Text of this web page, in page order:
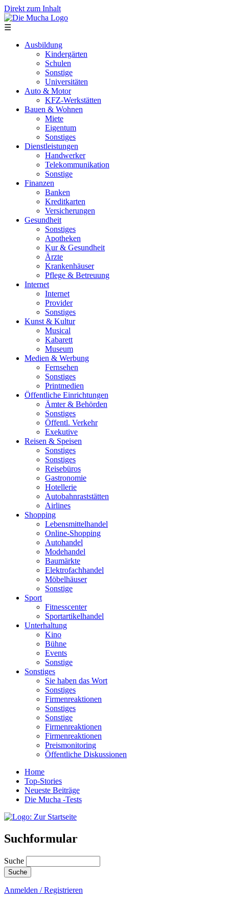
Direkt zum Inhalt
☰
Ausbildung
Kindergärten
Schulen
Sonstige
Universitäten
Auto & Motor
KFZ-Werkstätten
Bauen & Wohnen
Miete
Eigentum
Sonstiges
Dienstleistungen
Handwerker
Telekommunikation
Sonstige
Finanzen
Banken
Kreditkarten
Versicherungen
Gesundheit
Sonstiges
Apotheken
Kur & Gesundheit
Ärzte
Krankenhäuser
Pflege & Betreuung
Internet
Internet
Provider
Sonstiges
Kunst & Kultur
Musical
Kabarett
Museum
Medien & Werbung
Fernsehen
Sonstiges
Printmedien
Öffentliche Einrichtungen
Ämter & Behörden
Sonstiges
Öffentl. Verkehr
Exekutive
Reisen & Speisen
Sonstiges
Sonstiges
Reisebüros
Gastronomie
Hotellerie
Autobahnraststätten
Airlines
Shopping
Lebensmittelhandel
Online-Shopping
Autohandel
Modehandel
Baumärkte
Elektrofachhandel
Möbelhäuser
Sonstige
Sport
Fitnesscenter
Sportartikelhandel
Unterhaltung
Kino
Bühne
Events
Sonstige
Sonstiges
Sie haben das Wort
Sonstiges
Firmenreaktionen
Sonstiges
Sonstige
Firmenreaktionen
Firmenreaktionen
Preismonitoring
Öffentliche Diskussionen
Home
Top-Stories
Neueste Beiträge
Die Mucha -Tests
Suchformular
Suche
Anmelden / Registrieren